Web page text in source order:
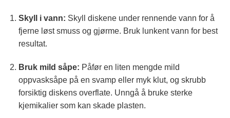
Skyll i vann: Skyll diskene under rennende vann for å
fjerne løst smuss og gjørme. Bruk lunkent vann for best
resultat.
Bruk mild såpe: Påfør en liten mengde mild
oppvasksåpe på en svamp eller myk klut, og skrubb
forsiktig diskens overflate. Unngå å bruke sterke
kjemikalier som kan skade plasten.